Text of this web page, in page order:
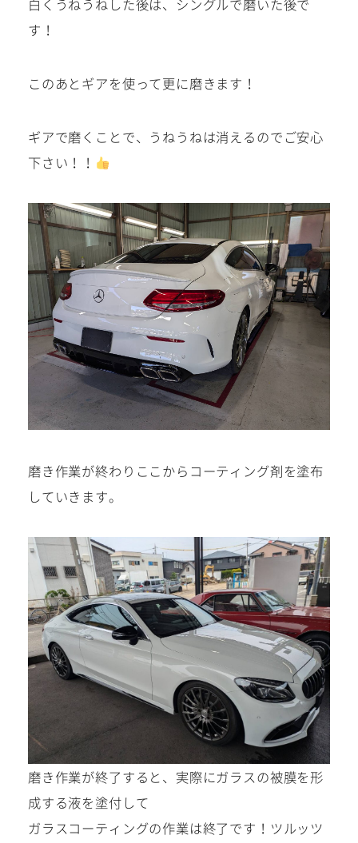
白くうねうねした後は、シングルで磨いた後で
す！
このあとギアを使って更に磨きます！
ギアで磨くことで、うねうねは消えるのでご安心
下さい！！
磨き作業が終わりここからコーティング剤を塗布
していきます。
磨き作業が終了すると、実際にガラスの被膜を形
成する液を塗付して
ガラスコーティングの作業は終了です！ツルッツ